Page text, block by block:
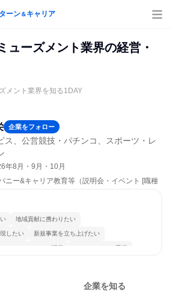
ーン＆キャリア
ューズメント業界の経営・
メント業界を知る1DAY
企業をフォロー
ス、公営競技・パチンコ、スポーツ・レ
年8月・9月・10月
ニー&キャリア教育等（説明会・イベント [職種
地域貢献に携わりたい
したい 新規事業を立ち上げたい
ュニケーションが活発 チームワークを重視
企業を知る